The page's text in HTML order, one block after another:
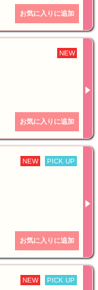
NEW
NEW PICK UP
NEW PICK UP